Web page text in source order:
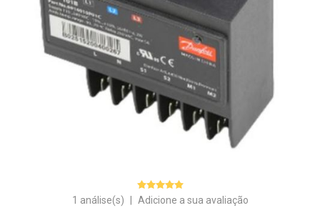
1 análise(s) Adicione a sua avaliação